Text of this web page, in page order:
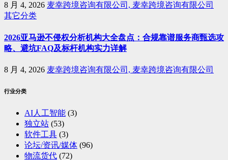
8 月 4, 2026 麦幸跨境咨询有限公司, 麦幸跨境咨询有限公司
其它分类
2026亚马逊不侵权分析机构大全盘点：合规靠谱服务商甄选攻
略、避坑FAQ及标杆机构实力详解
8 月 4, 2026 麦幸跨境咨询有限公司, 麦幸跨境咨询有限公司
行业分类
AI人工智能 (3)
独立站 (53)
软件工具 (3)
论坛/资讯/媒体 (96)
物流货代 (72)